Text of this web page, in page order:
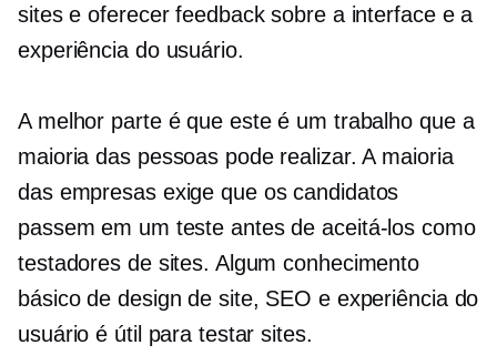
sites e oferecer feedback sobre a interface e a
experiência do usuário.
A melhor parte é que este é um trabalho que a
maioria das pessoas pode realizar. A maioria
das empresas exige que os candidatos
passem em um teste antes de aceitá-los como
testadores de sites. Algum conhecimento
básico de design de site, SEO e experiência do
usuário é útil para testar sites.